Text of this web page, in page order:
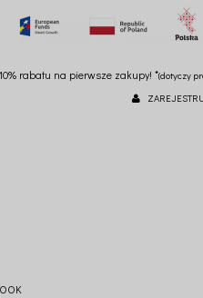
rabatu na pierwsze zakupy! *(dotyczy